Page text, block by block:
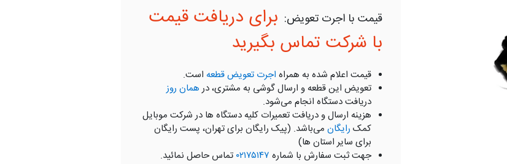
برای دریافت قیمت
با شرکت تماس بگیرید
قیمت اعلام شده به همراه اجرت تعویض قطعه است.
تعویض این قطعه و ارسال گوشی به مشتری، درهمان روز
دریافت دستگاه انجام می‌شود.
هزینه ارسال و دریافت تعمیرات کلیه دستگاه ها در شرکت موبایل
کمک رایگان می‌باشد. (پیک رایگان برای تهران، پست رایگان
برای سایر استان ها)
جهت ثبت سفارش با شماره ۰۲۱۷۵۱۴۷ تماس حاصل نمائید.